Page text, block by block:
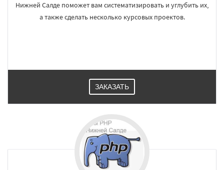
Нижней Салде поможет вам систематизировать и углубить их,
а также сделать несколько курсовых проектов.
ЗАКАЗАТЬ